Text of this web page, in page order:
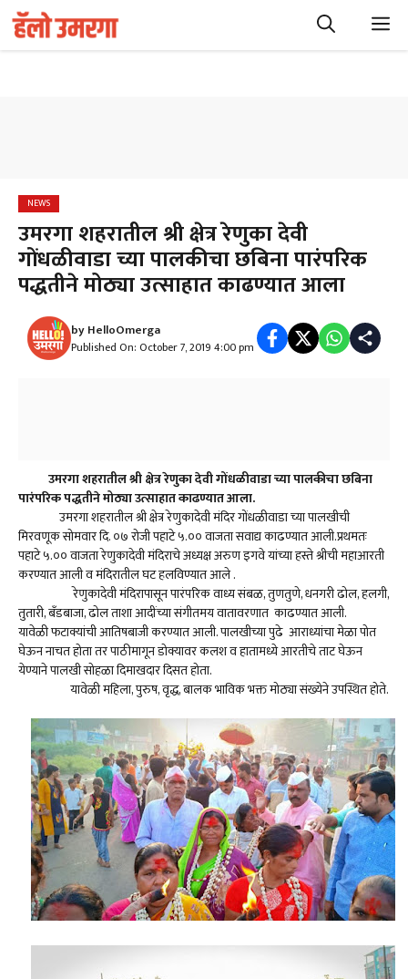
Skip
content
NEWS
उमरगा शहरातील श्री क्षेत्र रेणुका देवी
गोंधळीवाडा च्या पालकीचा छबिना पारंपरिक
पद्धतीने मोठ्या उत्साहात काढण्यात आला
byHelloOmerga
Published On: October 7, 2019 4:00 pm
उमरगा शहरातील श्री क्षेत्र रेणुका देवी गोंधळीवाडा च्या पालकीचा छबिना
पारंपरिक पद्धतीने मोठ्या उत्साहात काढण्यात आला.
उमरगा शहरातील श्री क्षेत्र रेणुकादेवी मंदिर गोंधळीवाडा च्या पालखीची
मिरवणूक सोमवार दि. ०७ रोजी पहाटे ५.०० वाजता सवाद्य काढण्यात आली.प्रथमतः
पहाटे ५.०० वाजता रेणुकादेवी मंदिराचे अध्यक्ष अरुण इगवे यांच्या हस्ते श्रीची महाआरती
करण्यात आली व मंदिरातील घट हलविण्यात आले .
रेणुकादेवी मंदिरापासून पारंपरिक वाध्य संबळ, तुणतुणे, धनगरी ढोल, हलगी,
तुतारी, बँडबाजा, ढोल ताशा आदींच्या संगीतमय वातावरणात काढण्यात आली.
यावेळी फटाक्यांची आतिषबाजी करण्यात आली. पालखीच्या पुढे आराध्यांचा मेळा पोत
घेऊन नाचत होता तर पाठीमागून डोक्यावर कलश व हातामध्ये आरतीचे ताट घेऊन
येण्याने पालखी सोहळा दिमाखदार दिसत होता.
यावेळी महिला, पुरुष, वृद्ध, बालक भाविक भक्त मोठ्या संख्येने उपस्थित होते.